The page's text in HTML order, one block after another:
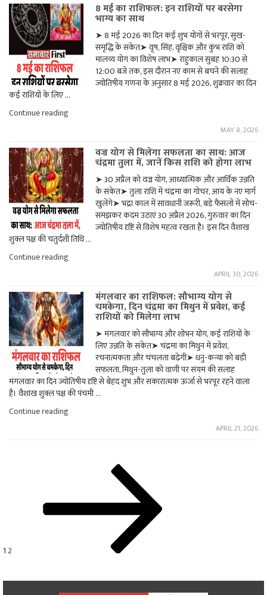
से
मीन
तक
कैसा
आपका
दिन"
8 मई का राशिफल: इन राशियों पर बरसेगा
भाग्य का साथ
➤ 8 मई 2026 का दिन कई शुभ योगों से भरपूर, सुख-
समृद्धि के संकेत➤ वृष, सिंह, वृश्चिक और कुंभ राशि को
मालव्य योग का विशेष लाभ➤ राहुकाल सुबह 10:30 से
12:00 बजे तक, इस दौरान नए काम से बचने की सलाह
ज्योतिषीय गणना के अनुसार 8 मई 2026, शुक्रवार का दिन
कई राशियों के लिए …
Continue reading"8
इन
राशियों
पर
बरसेगा
भाग्य
का
साथ"
MAY 8, 2026
वज्र योग से मिलेगा सफलता का साथ: आज
चंद्रमा तुला में, जानें किस राशि को होगा लाभ
➤ 30 अप्रैल को वज्र योग, आध्यात्मिक और आर्थिक उन्नति
के संकेत➤ तुला राशि में चंद्रमा का गोचर, आय के नए मार्ग
खुलेंगे➤ भद्रा काल में सावधानी जरूरी, बड़े फैसलों में सोच-
समझकर कदम उठाएं 30 अप्रैल 2026, गुरुवार का दिन
ज्योतिषीय दृष्टि से विशेष महत्व रखता है। इस दिन वैशाख
शुक्ल पक्ष की चतुर्दशी तिथि …
Continue reading"वज्र
सफलता
का
साथ:
आज
चंद्रमा
तुला
में,
जानें
किस
राशि
को
होगा
APRIL 30, 2026
मंगलवार का राशिफल: सौभाग्य योग से
चमकेगा, दिन चंद्रमा का मिथुन में प्रवेश, कई
राशियों को मिलेगा लाभ
➤ मंगलवार को सौभाग्य और शोभन योग, कई राशियों के
लिए उन्नति के संकेत➤ चंद्रमा का मिथुन में प्रवेश,
रचनात्मकता और चंचलता बढ़ेगी➤ धनु-कन्या को बड़ी
सफलता, मिथुन-तुला को वाणी पर संयम की सलाह
मंगलवार का दिन ज्योतिषीय दृष्टि से बेहद शुभ और सकारात्मक ऊर्जा से भरपूर रहने वाला
है। वैशाख शुक्ल पक्ष की पंचमी …
Continue reading"मंगलवार
का
लाभ"
APRIL 21, 2026
12